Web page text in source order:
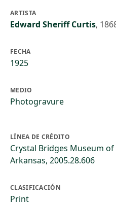
ARTISTA
Edward Sheriff Curtis,
FECHA
1925
MEDIO
Photogravure
LÍNEA DE CRÉDITO
Crystal Bridges Museum
Arkansas, 2005.28.606
CLASIFICACIÓN
Print